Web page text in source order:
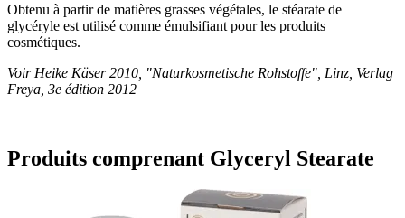
Obtenu à partir de matières grasses végétales, le stéarate de
glycéryle est utilisé comme émulsifiant pour les produits
cosmétiques.
Voir Heike Käser 2010, "Naturkosmetische Rohstoffe", Linz, Verlag
Freya, 3e édition 2012
Produits comprenant Glyceryl Stearate